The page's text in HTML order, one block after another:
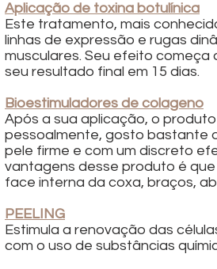
Aplicação de toxina botulínica
Este tratamento, mais
linhas de expressão e rugas
musculares. Seu efeito começa
seu resultado final em 15 dias.
Bioestimuladores de colageno
Após a sua aplicação, o
pessoalmente, gosto bastante
pele firme e com um discreto
vantagens desse produto é
face interna da coxa, braços,
PEELING
Estimula a renovação das
com o uso de substâncias